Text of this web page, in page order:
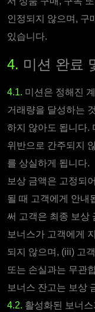
인정되지 않으며, 구
있습니다.
4. 미션 완료
4.1. 미션은 정해진
거래량을 달성하는
하지 않아도 됩니다.
위반으로 간주되지
를 상실하게 됩니다.
보상 금액은 고정되
될 때 고객에게 안내
써 고객은 최종 보상
보너스가 고객에게
되지 않으며, (iii) 고
또는 손실과는 무관
보너스 잔고는 보상
4.2. 활성화된 보너